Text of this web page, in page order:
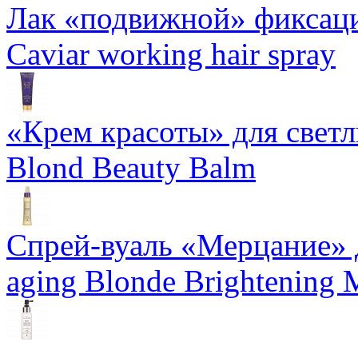
Лак «подвижной»
Caviar working hair spray
«Крем красоты» для
Blond Beauty Balm
Спрей-вуаль «Мерцание»
aging Blonde Brightening